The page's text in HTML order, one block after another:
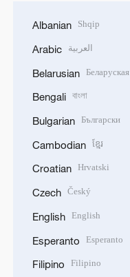
Albanian Shqip
Arabic العربية
Belarusian Беларуская
Bengali বাংলা
Bulgarian Български
Cambodian ខ្មែរ
Croatian Hrvatski
Czech Český
English English
Esperanto Esperanto
Filipino Filipino